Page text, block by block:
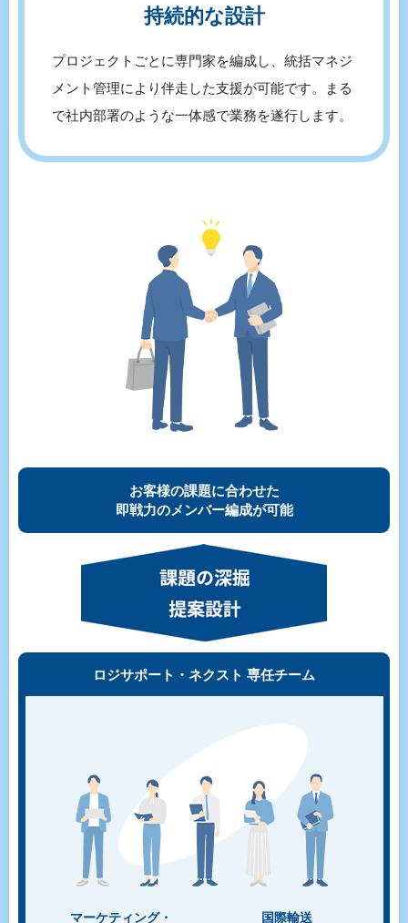
持続的な設計
プロジェクトごとに専門家を編成し、統括マネジ
メント管理により伴走した支援が可能です。まる
で社内部署のような一体感で業務を遂行します。
お客様の課題に合わせた
即戦力のメンバー編成が可能
ロジサポート・ネクスト 専任チーム
マーケティング・ 国際輸送